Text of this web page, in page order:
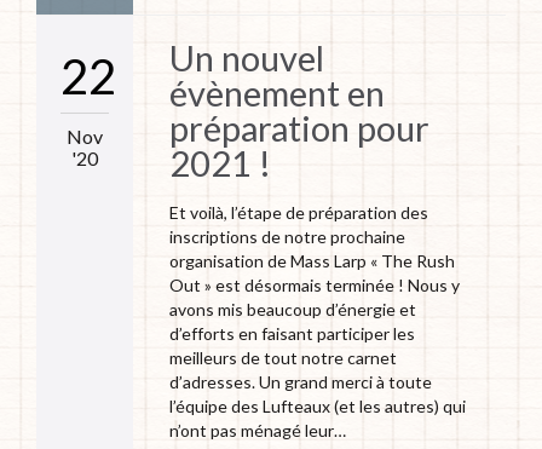
22
Nov
'20
Un nouvel
évènement en
préparation pour
2021 !
Et voilà, l’étape de préparation des
inscriptions de notre prochaine
organisation de Mass Larp « The Rush
Out » est désormais terminée ! Nous y
avons mis beaucoup d’énergie et
d’efforts en faisant participer les
meilleurs de tout notre carnet
d’adresses. Un grand merci à toute
l’équipe des Lufteaux (et les autres) qui
n’ont pas ménagé leur…